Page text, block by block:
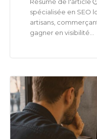
spécialisée en SEO
artisans,
gagner en visibilité...